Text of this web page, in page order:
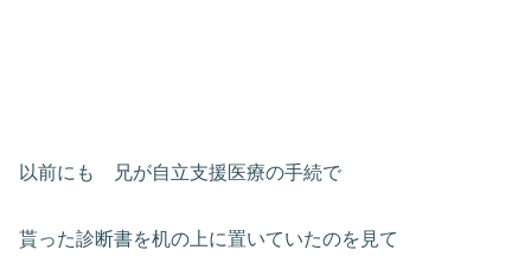
以前にも 兄が自立支援医療の手続で
貰った診断書を机の上に置いていたのを見て